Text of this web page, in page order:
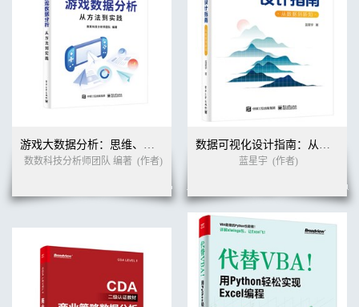
游戏大数据分析：思维、方法与实践
数数科技分析师团队 编著 (作者)
数据可视化设计指南：从数据到新知
蓝星宇 (作者)